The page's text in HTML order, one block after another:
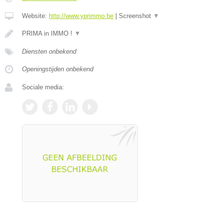
Website: http://www.yprimmo.be Screenshot ▼
PRIMA in IMMO ! ▼
Diensten onbekend
Openingstijden onbekend
Sociale media: